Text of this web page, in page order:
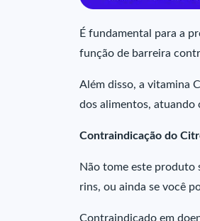
É fundamental para a
função de barreira
Além disso, a vitamina
dos alimentos, atuando
Contraindicação do
Não tome este produto
rins, ou ainda se você
Contraindicado em